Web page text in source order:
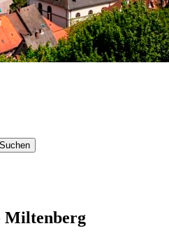
Suchen
Miltenberg